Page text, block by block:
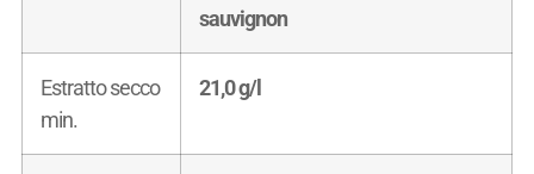
sauvignon
Estratto secco
min.
21,0 g/l